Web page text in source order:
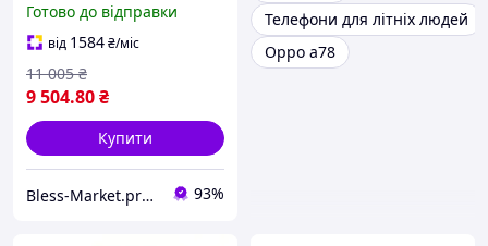
Snapdragon 6s Gen 1,
50Мп, 6000 мАг, IP65
Готово до відправки
від 1584₴/міс
9 504.80₴
11 005 ₴
Купити
Bless-Market.prom.ua 93%
Телефони для літніх людей
Oppo a78